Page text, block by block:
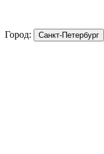
Город: Санкт-Петербург